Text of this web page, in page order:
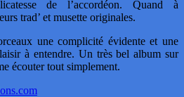
de l’accordéon. Quand à
trad’ et musette originales.
une complicité évidente et une
à entendre. Un très bel album sur
écouter tout simplement.